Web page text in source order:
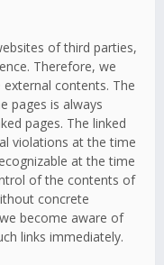
of third parties,
Therefore, we
contents. The
pages is always
pages. The linked
violations at the time
at the time
of the contents of
concrete
become aware of
links immediately.